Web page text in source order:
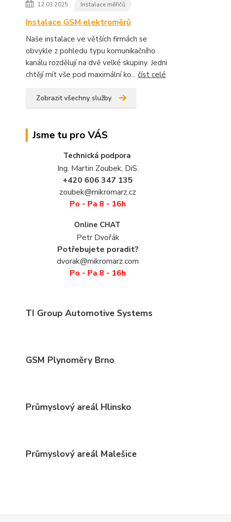
12.03.2025 Instalace měřičů
Instalace GSM elektroměrů
Naše instalace ve větších firmách se
obvykle z pohledu typu komunikačního
kanálu rozdělují na dvě velké skupiny. Jedni
chtějí mít vše pod maximální ko... číst celé
Zobrazit všechny služby
Jsme tu pro VÁS
Technická podpora
Ing. Martin Zoubek, DiS.
+420 606 347 135
zoubek@mikromarz.cz
Po - Pa 8 - 16h
Online CHAT
Petr Dvořák
Potřebujete poradit?
dvorak@mikromarz.com
Po - Pa 8 - 16h
TI Group Automotive Systems
GSM Plynoměry Brno
Průmyslový areál Hlinsko
Průmyslový areál Malešice